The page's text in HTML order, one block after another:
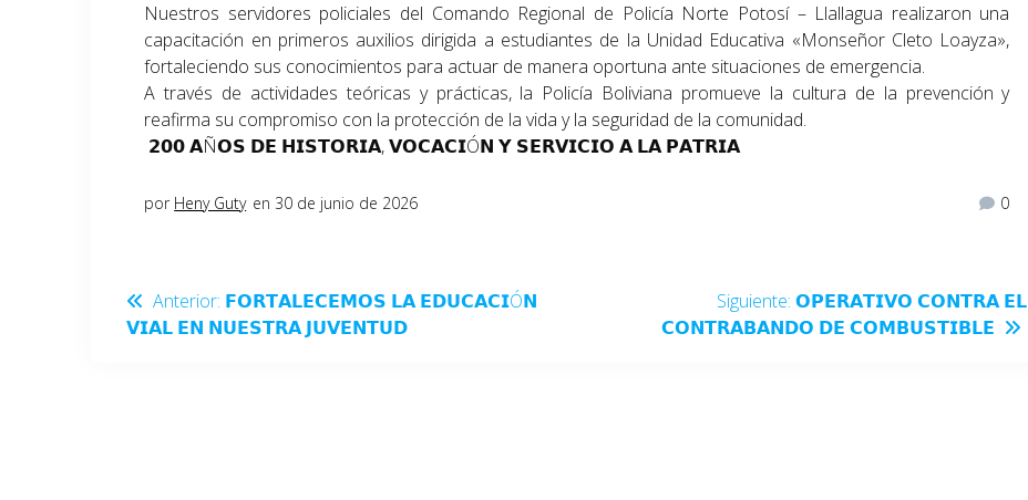
Nuestros servidores policiales del Comando Regional de Policía Norte Potosí – Llallagua realizaron una
capacitación en primeros auxilios dirigida a estudiantes de la Unidad Educativa «Monseñor Cleto Loayza»,
fortaleciendo sus conocimientos para actuar de manera oportuna ante situaciones de emergencia.
A través de actividades teóricas y prácticas, la Policía Boliviana promueve la cultura de la prevención y
reafirma su compromiso con la protección de la vida y la seguridad de la comunidad.
𝟮𝟬𝟬 𝗔Ñ𝗢𝗦 𝗗𝗘 𝗛𝗜𝗦𝗧𝗢𝗥𝗜𝗔, 𝗩𝗢𝗖𝗔𝗖𝗜Ó𝗡 𝗬 𝗦𝗘𝗥𝗩𝗜𝗖𝗜𝗢 𝗔 𝗟𝗔 𝗣𝗔𝗧𝗥𝗜𝗔
por Heny Guty en 30 de junio de 2026 0
Anterior: 𝗙𝗢𝗥𝗧𝗔𝗟𝗘𝗖𝗘𝗠𝗢𝗦 𝗟𝗔 𝗘𝗗𝗨𝗖𝗔𝗖𝗜Ó𝗡
𝗩𝗜𝗔𝗟 𝗘𝗡 𝗡𝗨𝗘𝗦𝗧𝗥𝗔 𝗝𝗨𝗩𝗘𝗡𝗧𝗨𝗗
Siguiente: 𝗢𝗣𝗘𝗥𝗔𝗧𝗜𝗩𝗢 𝗖𝗢𝗡𝗧𝗥𝗔 𝗘𝗟
𝗖𝗢𝗡𝗧𝗥𝗔𝗕𝗔𝗡𝗗𝗢 𝗗𝗘 𝗖𝗢𝗠𝗕𝗨𝗦𝗧𝗜𝗕𝗟𝗘